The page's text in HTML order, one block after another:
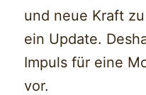
und neue Kraft
ein Update.
Impuls für eine
vor.